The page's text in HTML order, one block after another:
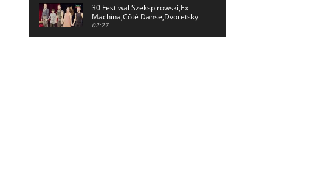
30 Festiwal Szekspirowski,Ex
Machina,Côté Danse,Dvoretsky
Productions, Hamlet, książę Danii:
oklaski
02:27